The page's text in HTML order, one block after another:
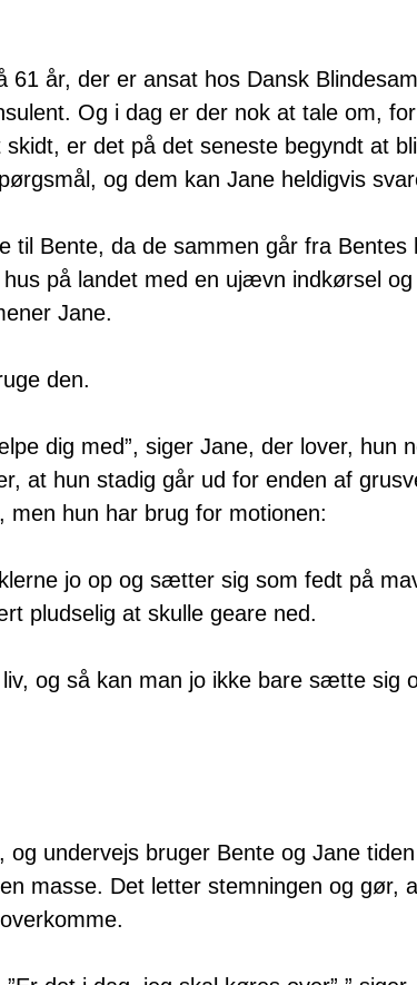
61 år, der er ansat hos Dansk
Og i dag er der nok at tale om, for
er det på det seneste begyndt at
og dem kan Jane heldigvis
til Bente, da de sammen går fra Bentes
på landet med en ujævn indkørsel og
Jane.
den.
dig med”, siger Jane, der lover, hun
at hun stadig går ud for enden af
hun har brug for motionen:
jo op og sætter sig som fedt på
pludselig at skulle geare ned.
og så kan man jo ikke bare sætte sig
undervejs bruger Bente og Jane
masse. Det letter stemningen og gør,